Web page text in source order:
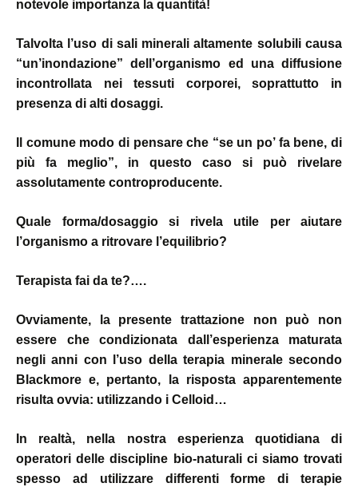
notevole importanza la quantità!
Talvolta l’uso di sali minerali altamente solubili causa
“un’inondazione” dell’organismo ed una diffusione
incontrollata nei tessuti corporei, soprattutto in
presenza di alti dosaggi.
Il comune modo di pensare che “se un po’ fa bene, di
più fa meglio”, in questo caso si può rivelare
assolutamente controproducente.
Quale forma/dosaggio si rivela utile per aiutare
l’organismo a ritrovare l’equilibrio?
Terapista fai da te?….
Ovviamente, la presente trattazione non può non
essere che condizionata dall’esperienza maturata
negli anni con l’uso della terapia minerale secondo
Blackmore e, pertanto, la risposta apparentemente
risulta ovvia: utilizzando i Celloid…
In realtà, nella nostra esperienza quotidiana di
operatori delle discipline bio-naturali ci siamo trovati
spesso ad utilizzare differenti forme di terapie